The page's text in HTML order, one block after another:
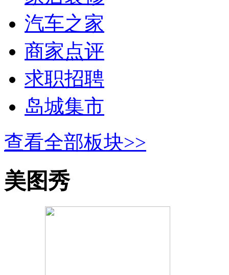
汽车之家
商家点评
求职招聘
岛城集市
查看全部板块>>
美图秀